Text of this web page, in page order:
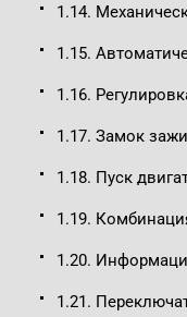
1.14.
1.15.
1.16.
1.17. Замок
1.18. Пуск
1.19.
1.20.
1.21.